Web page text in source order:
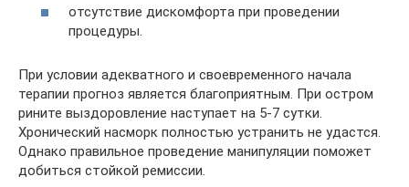
отсутствие дискомфорта при проведении
процедуры.
При условии адекватного и своевременного начала
терапии прогноз является благоприятным. При остром
рините выздоровление наступает на 5-7 сутки.
Хронический насморк полностью устранить не удастся.
Однако правильное проведение манипуляции поможет
добиться стойкой ремиссии.